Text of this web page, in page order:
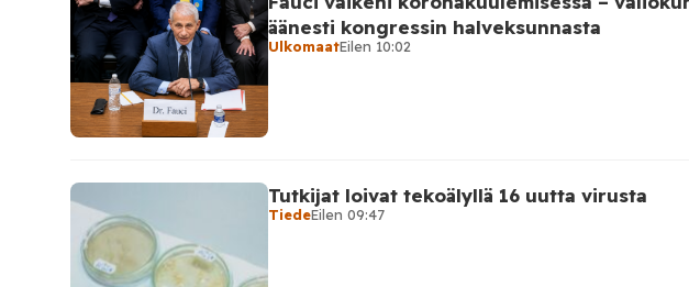
äänesti kongressin halveksunnasta
UlkomaatEilen 10:02
Tutkijat loivat tekoälyllä 16 uutta virusta
TiedeEilen 09:47